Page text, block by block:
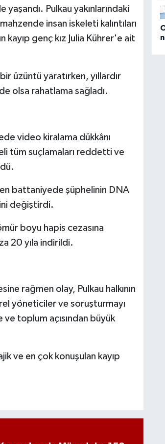
Pulkau yakınlarındaki
insan iskeleti kalıntıları
kayıp genç kız Julia Kührer'e ait
üzüntü yaratırken, yıllardır
olsa rahatlama sağladı.
video kiralama dükkânı
tüm suçlamaları reddetti ve
battaniyede şüphelinin DNA
değiştirdi.
boyu hapis cezasına
20 yıla indirildi.
rağmen olay, Pulkau halkının
yöneticiler ve soruşturmayı
ve toplum açısından büyük
ve en çok konuşulan kayıp